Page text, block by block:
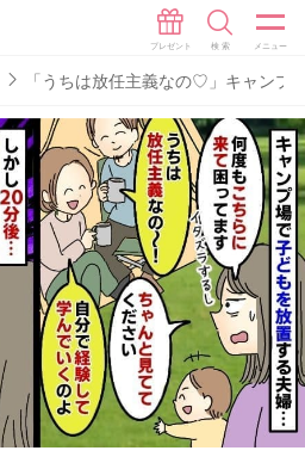
「うちは放任主義なの♡」キャン